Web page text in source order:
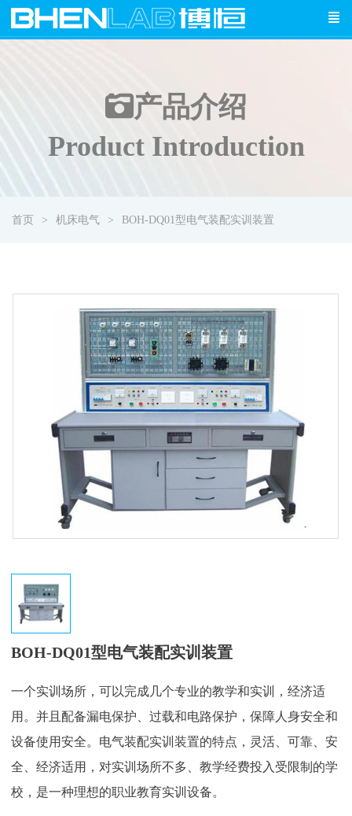
产品介绍
Product Introduction
首页 机床电气 BOH-DQ01型电气装配实训装置
BOH-DQ01型电气装配实训装置
一个实训场所，可以完成几个专业的教学和实训，经济适
用。并且配备漏电保护、过载和电路保护，保障人身安全和
设备使用安全。电气装配实训装置的特点，灵活、可靠、安
全、经济适用，对实训场所不多、教学经费投入受限制的学
校，是一种理想的职业教育实训设备。